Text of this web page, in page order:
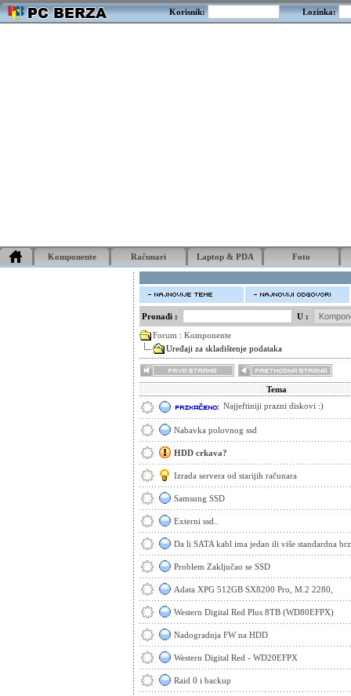
Korisnik: Lozinka:
Komponente Računari Laptop & PDA Foto
Pronađi :
U :
Forum : Komponente
Uređaji za skladištenje podataka
Tema
Najjeftiniji prazni diskovi :)
Nabavka polovnog ssd
HDD crkava?
Izrada servera od starijih računara
Samsung SSD
Externi ssd..
Da li SATA kabl ima jedan ili više standardna
Problem Zaključao se SSD
Adata XPG 512GB SX8200 Pro, M.2 2280,
Western Digital Red Plus 8TB (WD80EFPX)
Nadogradnja FW na HDD
Western Digital Red - WD20EFPX
Raid 0 i backup